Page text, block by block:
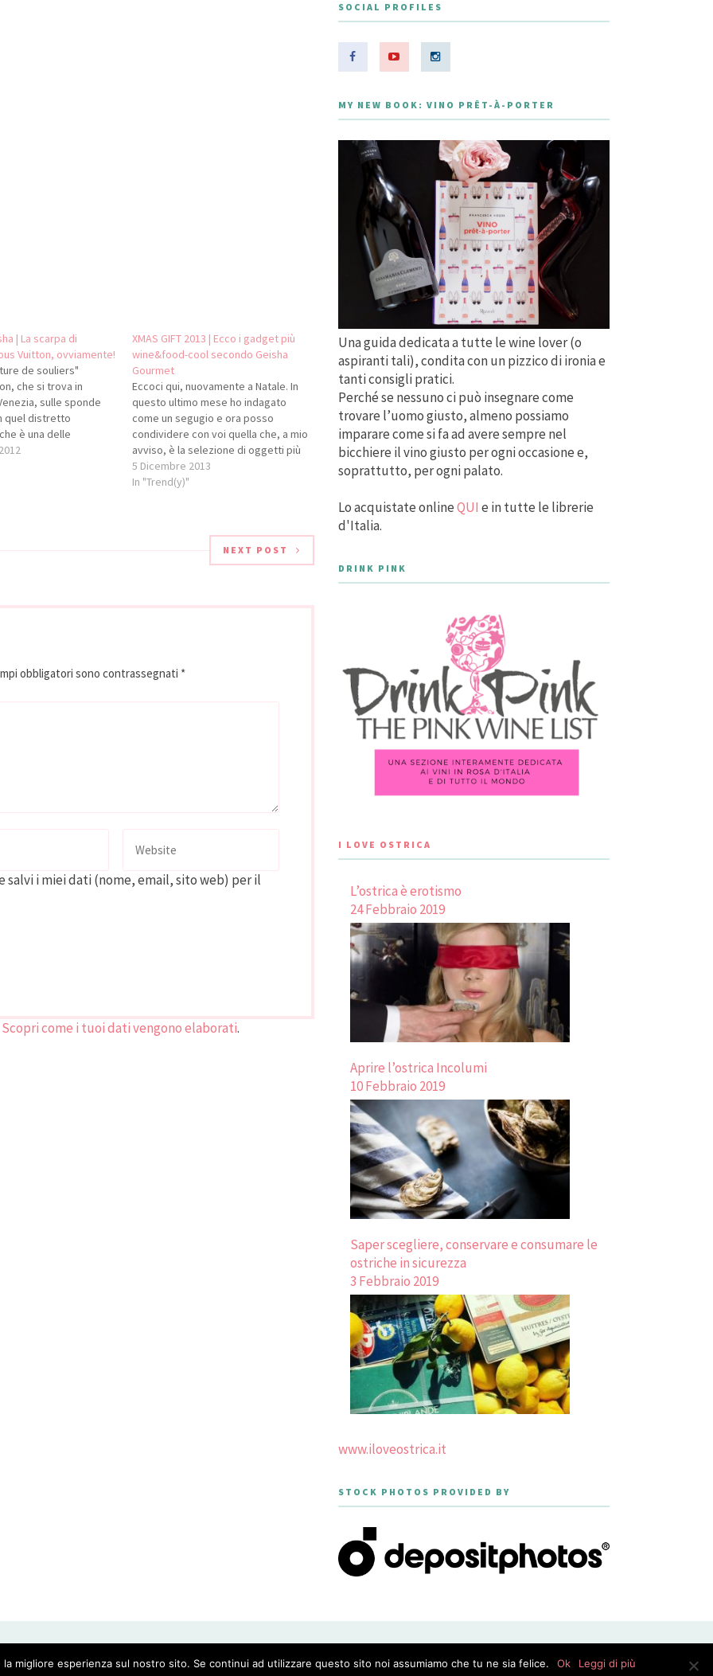
| La scarpa di
Vuitton, ovviamente!
de souliers"
che si trova in
sulle sponde
quel distretto
è una delle
made in Italy, c'è
che vorrei
XMAS GIFT 2013 | Ecco i gadget più
wine&food-cool secondo Geisha
Gourmet
Eccoci qui, nuovamente a Natale. In
questo ultimo mese ho indagato
come un segugio e ora posso
condividere con voi quella che, a mio
avviso, è la selezione di oggetti più
cool da mettere sotto l'albero per
una o un food & wine lover. Iniziamo
5 Dicembre 2013
In "Trend(y)"
NEXT POST
obbligatori sono contrassegnati *
salvi i miei dati (nome, email, sito web) per il
Scopri come i tuoi dati vengono elaborati.
SOCIAL PROFILES
MY NEW BOOK: VINO PRÊT-À-PORTER
Una guida dedicata a tutte le wine lover (o
aspiranti tali), condita con un pizzico di ironia e
tanti consigli pratici.
Perché se nessuno ci può insegnare come
trovare l’uomo giusto, almeno possiamo
imparare come si fa ad avere sempre nel
bicchiere il vino giusto per ogni occasione e,
soprattutto, per ogni palato.
Lo acquistate onlineQUI e in tutte le librerie
d'Italia.
DRINK PINK
I LOVE OSTRICA
L’ostrica è erotismo
24 Febbraio 2019
Aprire l’ostrica Incolumi
10 Febbraio 2019
Saper scegliere, conservare e consumare le
ostriche in sicurezza
3 Febbraio 2019
www.iloveostrica.it
STOCK PHOTOS PROVIDED BY
migliore esperienza sul nostro sito. Se continui ad utilizzare questo sito noi assumiamo che tu ne sia felice. Ok Leggi di più